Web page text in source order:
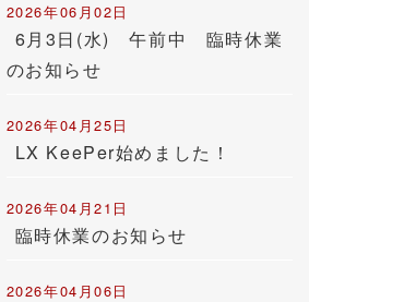
2026年06月02日
6月3日(水) 午前中 臨時休業
のお知らせ
2026年04月25日
LX KeePer始めました！
2026年04月21日
臨時休業のお知らせ
2026年04月06日